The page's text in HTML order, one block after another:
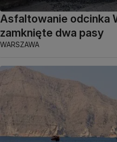
Asfaltowanie odcinka
zamknięte dwa pasy
WARSZAWA